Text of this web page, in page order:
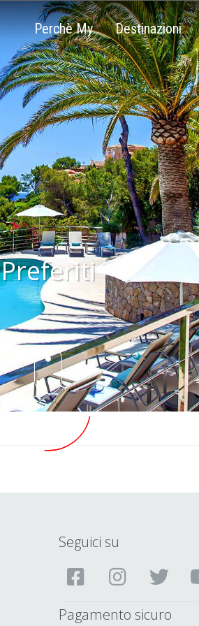
Perchè My Destinazioni
Preferiti
Seguici su
Pagamento sicuro